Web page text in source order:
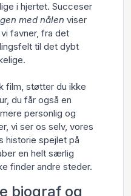
i hjertet. Succeser
med nålen viser
favner, fra det
til det dybt
film, støtter du ikke
du får også en
personlig og
vi ser os selv, vores
spejlet på
en helt særlig
finder andre steder.
biograf og